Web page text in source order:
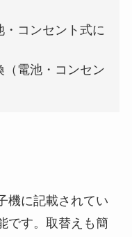
コンセント式に
（電池・コンセン
機に記載されてい
です。取替えも簡